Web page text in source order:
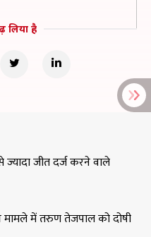
लिया है
जीत दर्ज करने वाले
मामले में तरुण तेजपाल को दोषी